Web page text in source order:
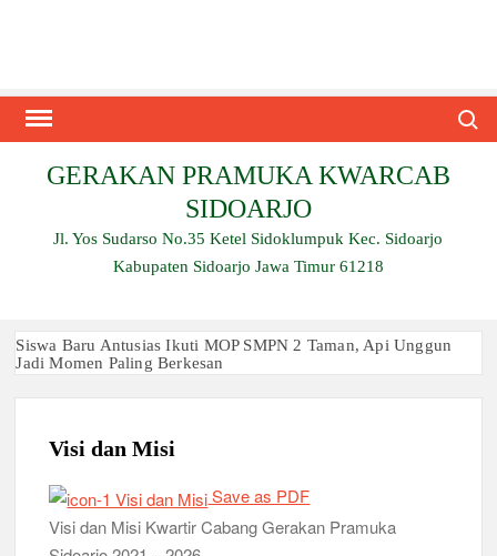
GERAKAN PRAMUKA KWARCAB
SIDOARJO
Jl. Yos Sudarso No.35 Ketel Sidoklumpuk Kec. Sidoarjo
Kabupaten Sidoarjo Jawa Timur 61218
Siswa Baru Antusias Ikuti MOP SMPN 2 Taman, Api Unggun
Jadi Momen Paling Berkesan
Ambalan SMAN 3 Sidoarjo Gelar Anjangsana dan Buka
Relevansi Pemikiran Baden-Powell dalam Pembinaan
Kepemimpinan, Kerja Sama Tim, dan Pendidikan Karakter
Generasi Muda di Era Digital
Visi dan Misi
Save as PDF
Visi dan Misi Kwartir Cabang Gerakan Pramuka